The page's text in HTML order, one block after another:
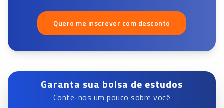
Quero me inscrever com desconto
Garanta sua bolsa de estudos
Conte-nos um pouco sobre você